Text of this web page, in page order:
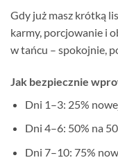
Gdy już masz krótką
karmy, porcjowanie i
w tańcu – spokojnie,
Jak bezpiecznie
Dni 1–3: 25%
Dni 4–6: 50% na
Dni 7–10: 75%